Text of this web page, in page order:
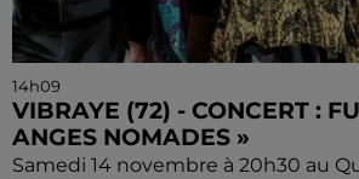
14h09
VIBRAYE (72) - CONCERT :
ANGES NOMADES »
Samedi 14 novembre à 20h30 au